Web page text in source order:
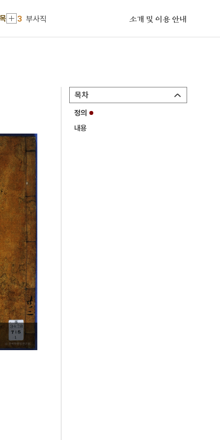
3 부사직
4 산청 범학리 삼층석탑
10 이징옥의 난
1 세조
2
금성대군
3 부사직
4 산청 범학리 삼층석탑
5
광대가
6
세종
7 최봉선
8 측우기
9 문종
10 이징옥의 난
소개 및 이용 안내
목차
정의
내용